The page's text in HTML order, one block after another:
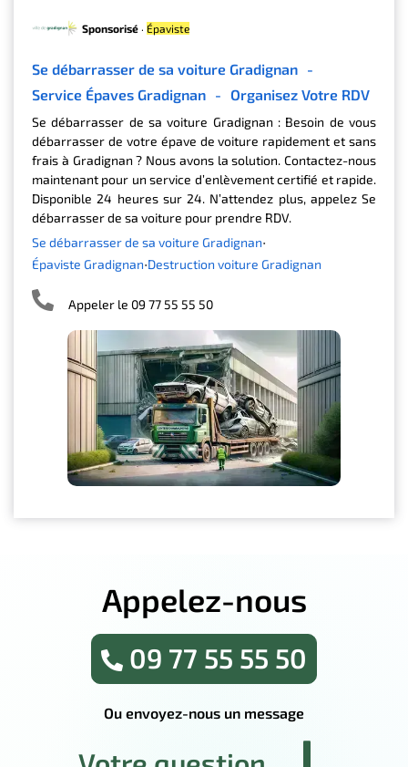
Sponsorisé · Épaviste
Se débarrasser de sa voiture Gradignan -
Service Épaves Gradignan - Organisez Votre RDV
Se débarrasser de sa voiture Gradignan : Besoin de vous
débarrasser de votre épave de voiture rapidement et sans
frais à Gradignan ? Nous avons la solution. Contactez-nous
maintenant pour un service d’enlèvement certifié et rapide.
Disponible 24 heures sur 24. N’attendez plus, appelez Se
débarrasser de sa voiture pour prendre RDV.
Se débarrasser de sa voiture Gradignan
Épaviste Gradignan
Destruction voiture Gradignan
Appeler le 09 77 55 55 50
Appelez-nous
09 77 55 55 50
Ou envoyez-nous un message